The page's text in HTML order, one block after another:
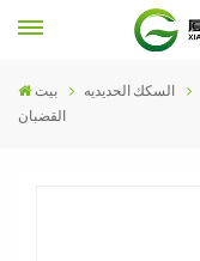
بيت السكك الحديديه
القضبان